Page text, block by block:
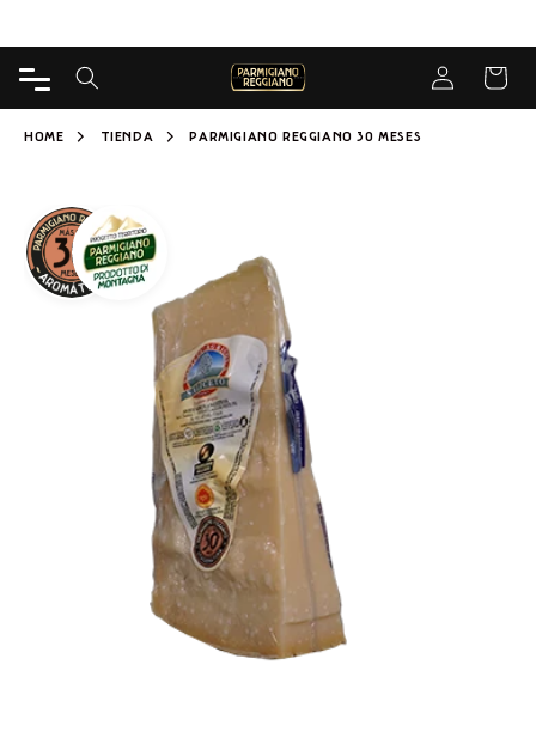
Iniciar sesión
HOME TIENDA PARMIGIANO REGGIANO 30 MESES
INFORMACIÓN
DEL
PRODUCTO